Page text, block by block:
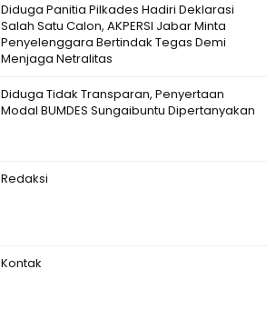
Diduga Panitia Pilkades Hadiri Deklarasi
Salah Satu Calon, AKPERSI Jabar Minta
Penyelenggara Bertindak Tegas Demi
Menjaga Netralitas
Diduga Tidak Transparan, Penyertaan
Modal BUMDES Sungaibuntu Dipertanyakan
Redaksi
Kontak